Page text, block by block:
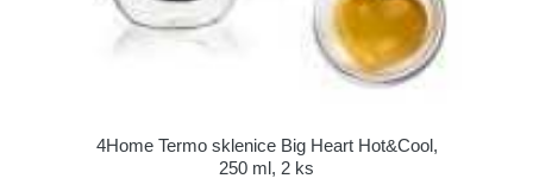
4Home Termo sklenice Big Heart Hot&Cool,
250 ml, 2 ks